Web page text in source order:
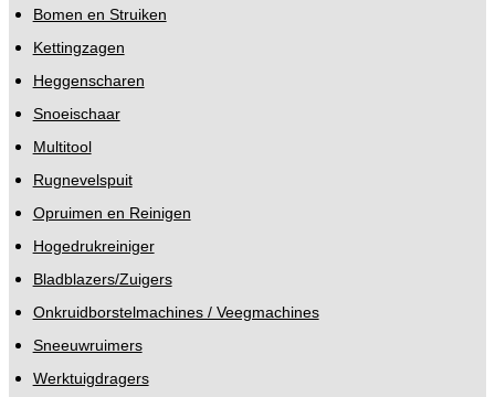
Bomen en Struiken
Kettingzagen
Heggenscharen
Snoeischaar
Multitool
Rugnevelspuit
Opruimen en Reinigen
Hogedrukreiniger
Bladblazers/Zuigers
Onkruidborstelmachines / Veegmachines
Sneeuwruimers
Werktuigdragers